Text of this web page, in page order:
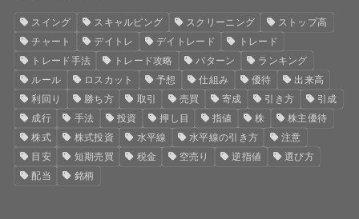
スイング スキャルピング スクリーニング
ストップ高
チャート
デイトレ デイトレード
トレード
トレード手法
トレード攻略 パターン
ランキング
ルール
ロスカット 予想 仕組み 優待
出来高
利回り
勝ち方 取引 売買 寄成 引き方
引成
成行
手法 投資 押し目 指値 株
株主優待
株式
株式投資 水平線 水平線の引き方
注意
目安
短期売買 税金 空売り 逆指値
選び方
配当
銘柄